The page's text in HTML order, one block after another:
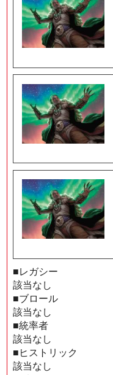
■レガシー
該当なし
■ブロール
該当なし
■統率者
該当なし
■ヒストリック
該当なし